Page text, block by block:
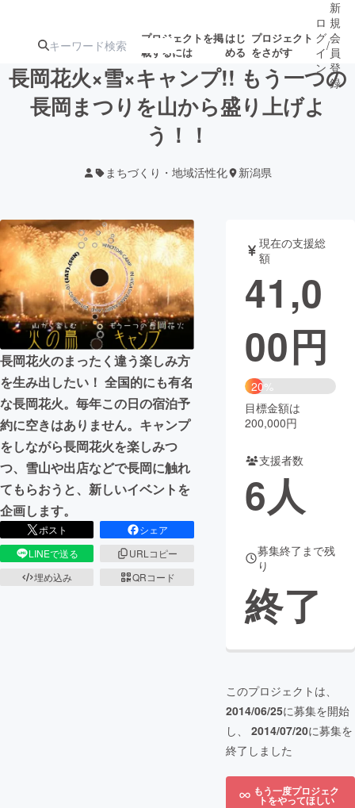
プロジェクトを掲
載するには
はじ
める
プロジェクト
をさがす
注目の新着プロ
ジェクト
募集終了が近いプ
テクノロジー・ガジェット
映像・映画 書籍・雑誌
ビジネス・起業 チャレンジ
まちづくり・地域活性化
CAMPFIRE for Social Good
CAMPFIRE Creation
CAMPFIREふるさと納税
コミュニティ
ロ
グ
イ
ン
/
新
規
会
員
登
録
長岡花火×雪×キャンプ!! もう一つの
長岡まつりを山から盛り上げよ
う！！
まちづくり・地域活性化 新潟県
長岡花火のまったく違う楽しみ方
を生み出したい！ 全国的にも有名
な長岡花火。毎年この日の宿泊予
約に空きはありません。キャンプ
をしながら長岡花火を楽しみつ
つ、雪山や出店などで長岡に触れ
てもらおうと、新しいイベントを
企画します。
ポスト
シェア
LINEで送る
URLコピー
埋め込み
QRコード
現在の支援総
額
41,0
00円
20%
目標金額は
200,000円
支援者数
6人
募集終了まで残
り
終了
このプロジェクトは、
2014/06/25に募集を開始
し、 2014/07/20に募集を
終了しました
もう一度プロジェク
トをやってほしい